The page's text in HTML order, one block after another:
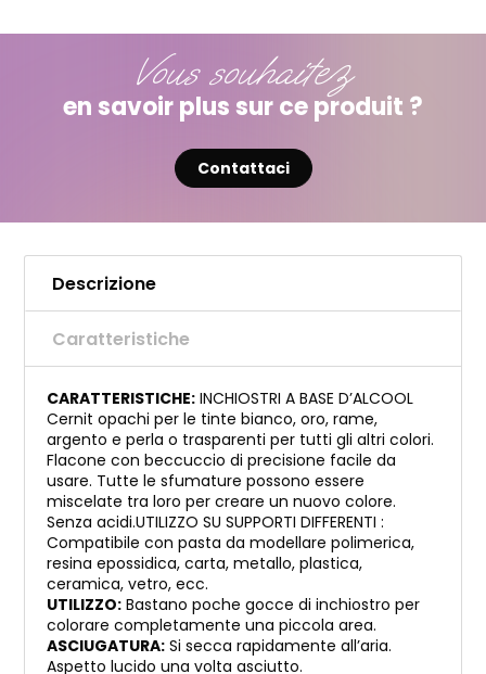
Vous souhaitez
en savoir plus sur ce produit ?
Contattaci
Descrizione
Caratteristiche
CARATTERISTICHE: INCHIOSTRI A BASE D’ALCOOL
Cernit opachi per le tinte bianco, oro, rame,
argento e perla o trasparenti per tutti gli altri colori.
Flacone con beccuccio di precisione facile da
usare. Tutte le sfumature possono essere
miscelate tra loro per creare un nuovo colore.
Senza acidi.UTILIZZO SU SUPPORTI DIFFERENTI :
Compatibile con pasta da modellare polimerica,
resina epossidica, carta, metallo, plastica,
ceramica, vetro, ecc.
UTILIZZO: Bastano poche gocce di inchiostro per
colorare completamente una piccola area.
ASCIUGATURA: Si secca rapidamente all’aria.
Aspetto lucido una volta asciutto.